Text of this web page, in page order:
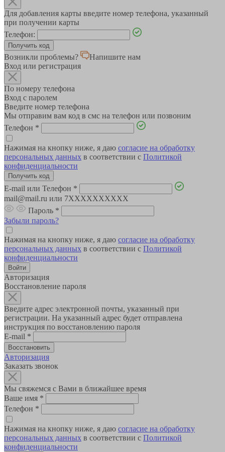
Для добавления карты введите номер телефона, указанный
при получении карты
Телефон:
Возникли проблемы?
Напишите нам
Вход или регистрация
По номеру телефона
Вход с паролем
Введите номер телефона
Мы отправим вам код в смс на телефон или позвоним
Телефон *
Нажимая на кнопку ниже, я даю согласие на обработку
персональных данных в соответствии с Политикой
конфиденциальности
E-mail или Телефон *
mail@mail.ru или 7XXXXXXXXXX
Пароль *
Забыли пароль?
Нажимая на кнопку ниже, я даю согласие на обработку
персональных данных в соответствии с Политикой
конфиденциальности
Авторизация
Восстановление пароля
Введите адрес электронной почты, указанный при
регистрации. На указанный адрес будет отправлена
инструкция по восстановлению пароля
E-mail *
Авторизация
Заказать звонок
Мы свяжемся с Вами в ближайшее время
Ваше имя *
Телефон *
Нажимая на кнопку ниже, я даю согласие на обработку
персональных данных в соответствии с Политикой
конфиденциальности